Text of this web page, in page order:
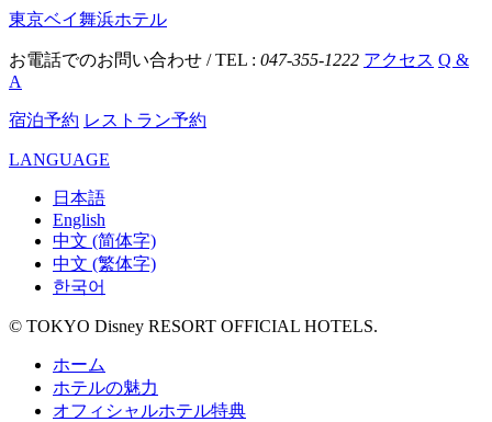
東京ベイ舞浜ホテル
お電話でのお問い合わせ / TEL : 047-355-1222 アクセス Q &
A
宿泊予約 レストラン予約
LANGUAGE
日本語
English
中文 (简体字)
中文 (繁体字)
한국어
© TOKYO Disney RESORT OFFICIAL HOTELS.
ホーム
ホテルの魅力
オフィシャルホテル特典